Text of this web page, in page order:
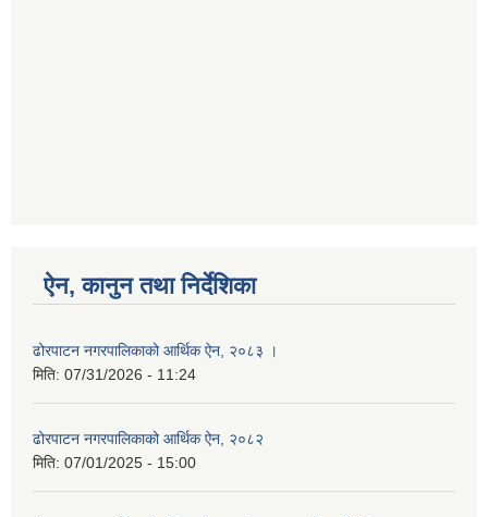
ऐन, कानुन तथा निर्देशिका
ढोरपाटन नगरपालिकाको आर्थिक ऐन, २०८३ ।
मिति: 07/31/2026 - 11:24
ढोरपाटन नगरपालिकाको आर्थिक ऐन, २०८२
मिति: 07/01/2025 - 15:00